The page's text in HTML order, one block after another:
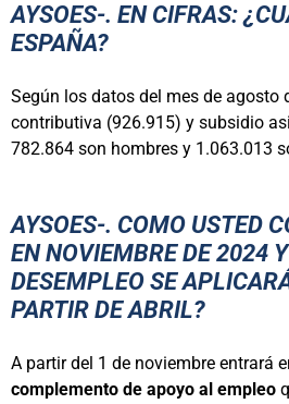
AYSOES-. EN CIFRAS:
ESPAÑA?
Según los datos del mes de agosto
contributiva (926.915) y subsidio
782.864 son hombres y 1.063.013
AYSOES-. COMO USTED
EN NOVIEMBRE DE 2024
DESEMPLEO SE
PARTIR DE ABRIL?
A partir del 1 de noviembre entrará
complemento de apoyo al empleo